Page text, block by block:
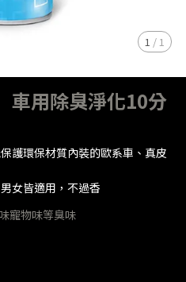
1 / 1
車用除臭淨化10分
護環保材質內裝的歐系車、真皮
女皆適用，不過香
寵物味等臭味